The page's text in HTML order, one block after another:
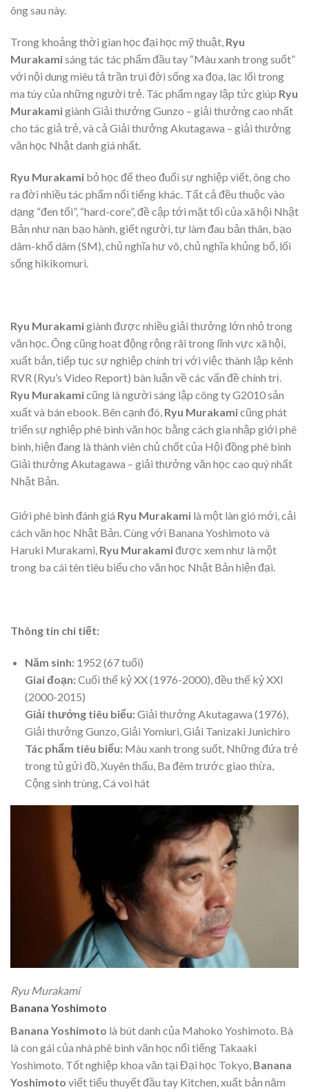
ông sau này.
Trong khoảng thời gian học đại học mỹ thuật, Ryu
Murakamisáng tác tác phẩm đầu tay “Màu xanh trong suốt”
với nội dung miêu tả trần trụi đời sống xa đọa, lạc lối trong
ma túy của những người trẻ. Tác phẩm ngay lập tức giúp Ryu
Murakamigiành Giải thưởng Gunzo – giải thưởng cao nhất
cho tác giả trẻ, và cả Giải thưởng Akutagawa – giải thưởng
văn học Nhật danh giá nhất.
Ryu Murakami bỏ học để theo đuổi sự nghiệp viết, ông cho
ra đời nhiều tác phẩm nổi tiếng khác. Tất cả đều thuộc vào
dạng “đen tối”, “hard-core”, đề cập tới mặt tối của xã hội Nhật
Bản như nạn bạo hành, giết người, tự làm đau bản thân, bạo
dâm-khổ dâm (SM), chủ nghĩa hư vô, chủ nghĩa khủng bố, lối
sống hikikomuri.
Ryu Murakamigiành được nhiều giải thưởng lớn nhỏ trong
văn học. Ông cũng hoạt động rộng rãi trong lĩnh vực xã hội,
xuất bản, tiếp tục sự nghiệp chính trị với việc thành lập kênh
RVR (Ryu’s Video Report) bàn luận về các vấn đề chính trị.
Ryu Murakamicũng là người sáng lập công ty G2010 sản
xuất và bán ebook. Bên cạnh đó, Ryu Murakamicũng phát
triển sự nghiệp phê bình văn học bằng cách gia nhập giới phê
bình, hiện đang là thành viên chủ chốt của Hội đồng phê bình
Giải thưởng Akutagawa – giải thưởng văn học cao quý nhất
Nhật Bản.
Giới phê bình đánh giá Ryu Murakami là một làn gió mới, cải
cách văn học Nhật Bản. Cùng với Banana Yoshimoto và
Haruki Murakami, Ryu Murakamiđược xem như là một
trong ba cái tên tiêu biểu cho văn học Nhật Bản hiện đại.
Thông tin chi tiết:
Năm sinh:1952 (67 tuổi)
Giai đoạn:Cuối thế kỷ XX (1976-2000), đều thế kỷ XXI
(2000-2015)
Giải thưởng tiêu biểu:Giải thưởng Akutagawa (1976),
Giải thưởng Gunzo, Giải Yomiuri, Giải Tanizaki Junichiro
Tác phẩm tiêu biểu:Màu xanh trong suốt, Những đứa trẻ
trong tủ gửi đồ, Xuyên thấu, Ba đêm trước giao thừa,
Cộng sinh trùng, Cá voi hát
Ryu Murakami
Banana Yoshimoto
Banana Yoshimoto là bút danh của Mahoko Yoshimoto. Bà
là con gái của nhà phê bình văn học nổi tiếng Takaaki
Yoshimoto. Tốt nghiệp khoa văn tại Đại học Tokyo, Banana
Yoshimoto viết tiểu thuyết đầu tay Kitchen, xuất bản năm